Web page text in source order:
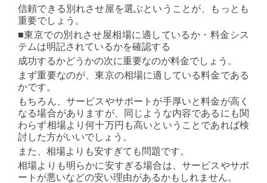
信頼できる別れさせ屋を選ぶということが、もっとも
重要でしょう。
■東京での別れさせ屋相場に適しているか・料金シス
テムは明記されているかを確認する
成功するかどうかの次に重要なのが料金でしょう。
まず重要なのが、東京の相場に適している料金である
かです。
もちろん、サービスやサポートが手厚いと料金が高く
なる場合がありますが、同じような内容であるにも関
わらず相場より何十万円も高いということであれば検
討した方がいいでしょう。
また、相場よりも安すぎても問題です。
相場よりも明らかに安すぎる場合は、サービスやサポ
ートが悪いなどの安い理由があるかもしれません。